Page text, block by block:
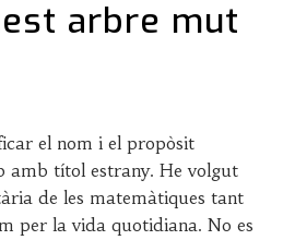
arbre mut
el nom i el propòsit
amb títol estrany. He volgut
de les matemàtiques tant
per la vida quotidiana. No es